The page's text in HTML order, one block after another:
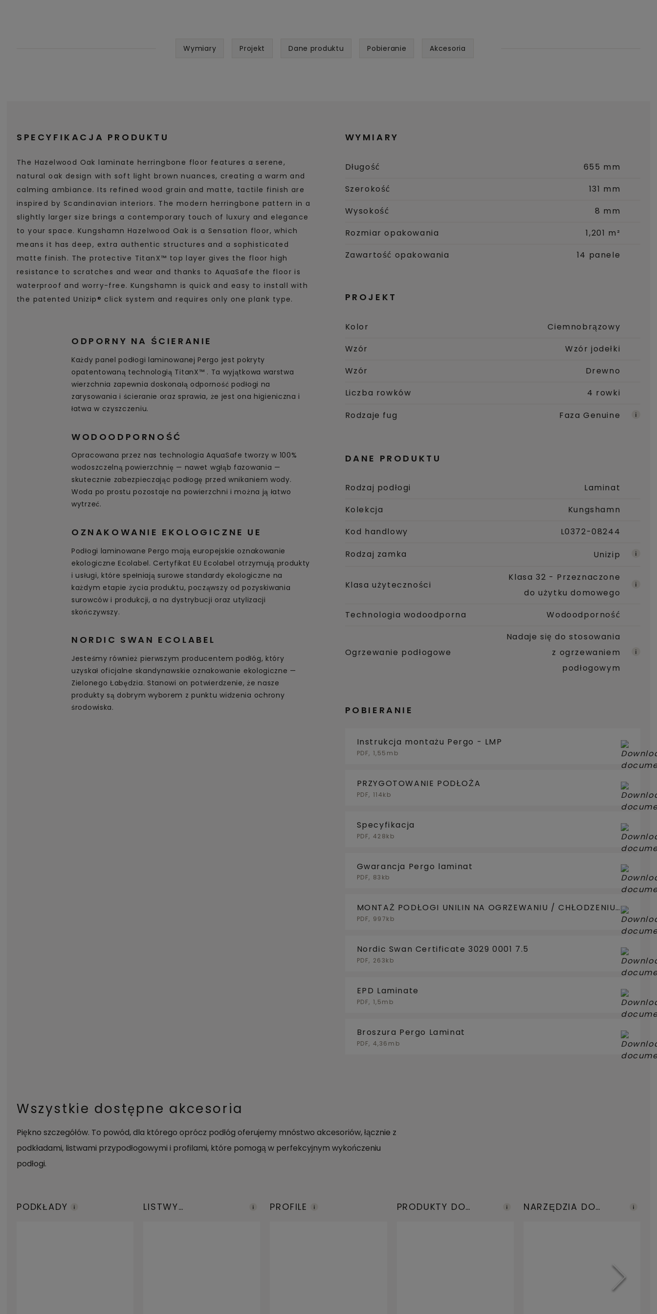
Wymiary Projekt Dane produktu Pobieranie Akcesoria
SPECYFIKACJA PRODUKTU
The Hazelwood Oak laminate herringbone floor features a serene,
natural oak design with soft light brown nuances, creating a warm and
calming ambiance. Its refined wood grain and matte, tactile finish are
inspired by Scandinavian interiors. The modern herringbone pattern in a
slightly larger size brings a contemporary touch of luxury and elegance
to your space. Kungshamn Hazelwood Oak is a Sensation floor, which
means it has deep, extra authentic structures and a sophisticated
matte finish. The protective TitanX™ top layer gives the floor high
resistance to scratches and wear and thanks to AquaSafe the floor is
waterproof and worry-free. Kungshamn is quick and easy to install with
the patented Unizip® click system and requires only one plank type.
ODPORNY NA ŚCIERANIE
Każdy panel podłogi laminowanej Pergo jest pokryty
opatentowaną technologią TitanX™ . Ta wyjątkowa warstwa
wierzchnia zapewnia doskonałą odporność podłogi na
zarysowania i ścieranie oraz sprawia, że jest ona higieniczna i
łatwa w czyszczeniu.
WODOODPORNOŚĆ
Opracowana przez nas technologia AquaSafe tworzy w 100%
wodoszczelną powierzchnię — nawet wgłąb fazowania —
skutecznie zabezpieczając podłogę przed wnikaniem wody.
Woda po prostu pozostaje na powierzchni i można ją łatwo
wytrzeć.
OZNAKOWANIE EKOLOGICZNE UE
Podłogi laminowane Pergo mają europejskie oznakowanie
ekologiczne Ecolabel. Certyfikat EU Ecolabel otrzymują produkty
i usługi, które spełniają surowe standardy ekologiczne na
każdym etapie życia produktu, począwszy od pozyskiwania
surowców i produkcji, a na dystrybucji oraz utylizacji
skończywszy.
NORDIC SWAN ECOLABEL
Jesteśmy również pierwszym producentem podłóg, który
uzyskał oficjalne skandynawskie oznakowanie ekologiczne —
Zielonego Łabędzia. Stanowi on potwierdzenie, że nasze
produkty są dobrym wyborem z punktu widzenia ochrony
środowiska.
WYMIARY
Długość
655 mm
Szerokość
131 mm
Wysokość
8 mm
Rozmiar opakowania
1,201 m²
Zawartość opakowania
14 panele
PROJEKT
Kolor
Ciemnobrązowy
Wzór
Wzór jodełki
Wzór
Drewno
Liczba rowków
4 rowki
Rodzaje fug
Faza Genuine
DANE PRODUKTU
Rodzaj podłogi
Laminat
Kolekcja
Kungshamn
Kod handlowy
L0372-08244
Rodzaj zamka
Unizip
Klasa użyteczności
Klasa 32 - Przeznaczone
do użytku domowego
Technologia wodoodporna
Wodoodporność
Ogrzewanie podłogowe
Nadaje się do stosowania
z ogrzewaniem
podłogowym
POBIERANIE
Instrukcja montażu Pergo - LMP
PDF, 1,55mb
PRZYGOTOWANIE PODŁOŻA
PDF, 114kb
Specyfikacja
PDF, 428kb
Gwarancja Pergo laminat
PDF, 83kb
MONTAŻ PODŁOGI UNILIN NA OGRZEWANIU / CHŁODZENIU
PODŁOGOWYM
PDF, 997kb
Nordic Swan Certificate 3029 0001 7.5
PDF, 263kb
EPD Laminate
PDF, 1,5mb
Broszura Pergo Laminat
PDF, 4,36mb
Wszystkie dostępne akcesoria
Piękno szczegółów. To powód, dla którego oprócz podłóg oferujemy mnóstwo akcesoriów, łącznie z
podkładami, listwami przypodłogowymi i profilami, które pomogą w perfekcyjnym wykończeniu
podłogi.
PODKŁADY
LISTWY
PROFILE
PRODUKTY DO
NARZĘDZIA DO